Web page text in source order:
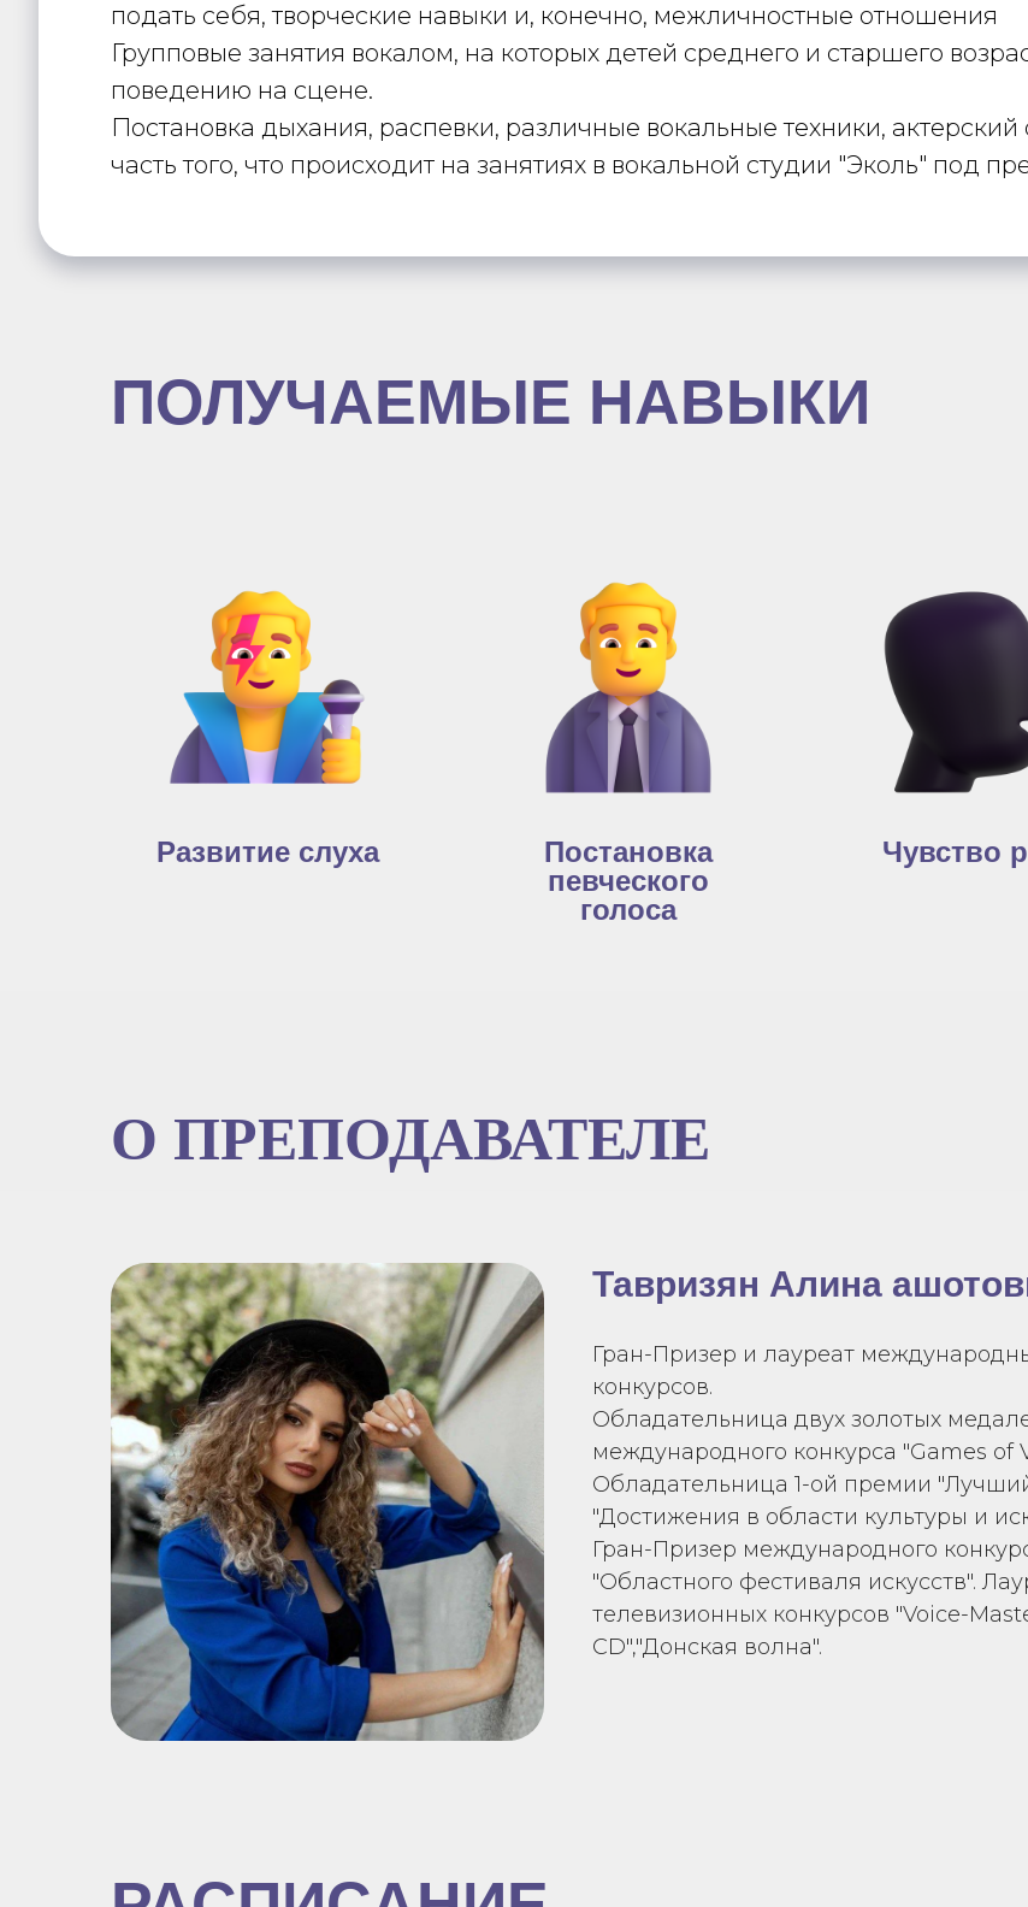
подать себя, творческие навыки и, конечно, межличностные отношения
Групповые занятия вокалом, на которых детей среднего и старшего
поведению на сцене.
Постановка дыхания, распевки, различные вокальные техники,
часть того, что происходит на занятиях в вокальной студии "Эколь" под
ПОЛУЧАЕМЫЕ НАВЫКИ
Развитие слуха
Постановка
певческого
голоса
Чувство
О ПРЕПОДАВАТЕЛЕ
Тавризян Алина
Гран-Призер и лауреат
конкурсов.
Обладательница двух золотых
международного конкурса "Games of
Обладательница 1-ой премии
"Достижения в области культуры и
Гран-Призер международного
"Областного фестиваля искусств".
телевизионных конкурсов "Voice-
CD","Донская волна".